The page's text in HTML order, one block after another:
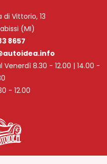
di Vittorio, 13
(MI)
8657
8.30 - 12.00 | 14.00 -
- 12.00